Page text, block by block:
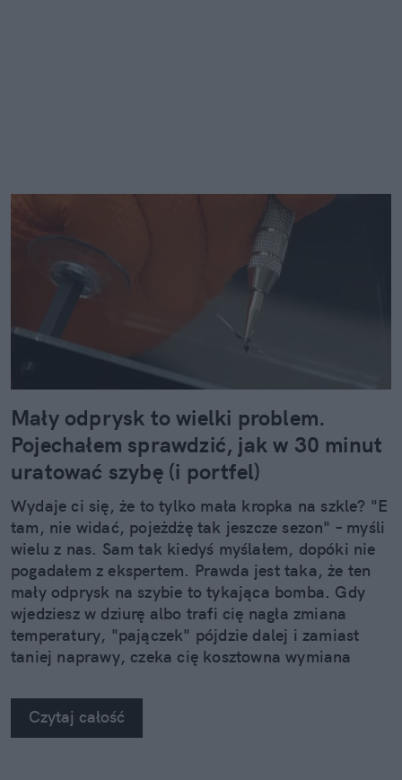
Mały odprysk to wielki problem.
Pojechałem sprawdzić, jak w 30 minut
uratować szybę (i portfel)
Wydaje ci się, że to tylko mała kropka na szkle? "E
tam, nie widać, pojeżdżę tak jeszcze sezon" – myśli
wielu z nas. Sam tak kiedyś myślałem, dopóki nie
pogadałem z ekspertem. Prawda jest taka, że ten
mały odprysk na szybie to tykająca bomba. Gdy
wjedziesz w dziurę albo trafi cię nagła zmiana
temperatury, "pajączek" pójdzie dalej i zamiast
taniej naprawy, czeka cię kosztowna wymiana
na własne oczy zobaczyć, jak profesjonaliści radzą
sobie z takimi uszkodzeniami.
Czytaj całość